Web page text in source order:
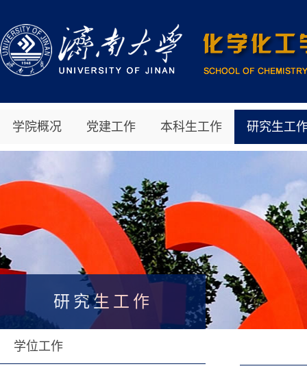
学院概况 党建工作 本科生工作 研究生工
研究生工作
学位工作